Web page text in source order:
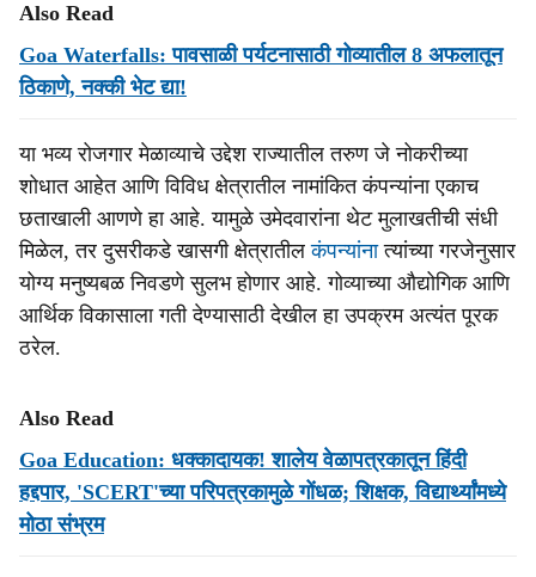
Also Read
Goa Waterfalls: पावसाळी पर्यटनासाठी गोव्यातील 8 अफलातून
ठिकाणे, नक्की भेट द्या!
या भव्य रोजगार मेळाव्याचे उद्देश राज्यातील तरुण जे नोकरीच्या
शोधात आहेत आणि विविध क्षेत्रातील नामांकित कंपन्यांना एकाच
छताखाली आणणे हा आहे. यामुळे उमेदवारांना थेट मुलाखतीची संधी
मिळेल, तर दुसरीकडे खासगी क्षेत्रातीलकंपन्यांनात्यांच्या गरजेनुसार
योग्य मनुष्यबळ निवडणे सुलभ होणार आहे. गोव्याच्या औद्योगिक आणि
आर्थिक विकासाला गती देण्यासाठी देखील हा उपक्रम अत्यंत पूरक
ठरेल.
Also Read
Goa Education: धक्कादायक! शालेय वेळापत्रकातून हिंदी
हद्दपार, 'SCERT'च्या परिपत्रकामुळे गोंधळ; शिक्षक, विद्यार्थ्यांमध्ये
मोठा संभ्रम